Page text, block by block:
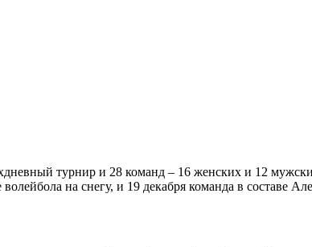
турнир и 28 команд – 16 женских и 12
на снегу, и 19 декабря команда в составе